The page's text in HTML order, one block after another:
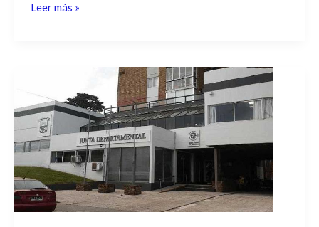
Leer más »
de
la
Junta
recibe
Direcciones
por
presupuesto